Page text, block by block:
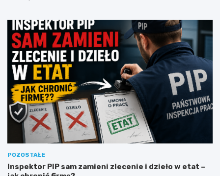
POZOSTAŁE
Inspektor PIP sam zamieni zlecenie i dzieło w etat –